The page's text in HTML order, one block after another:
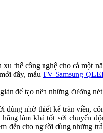
thế công nghệ cho cả một
đây, mẫuTV Samsung
để tạo nên những đường
nhờ thiết kế tràn viền,
làm khá tốt với chuyển
đến cho người dùng những